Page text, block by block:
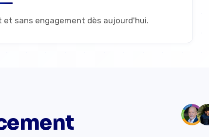
sans engagement dès aujourd'hui.